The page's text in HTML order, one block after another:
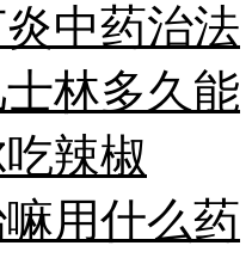
中药治法
林多久能
辣椒
用什么药